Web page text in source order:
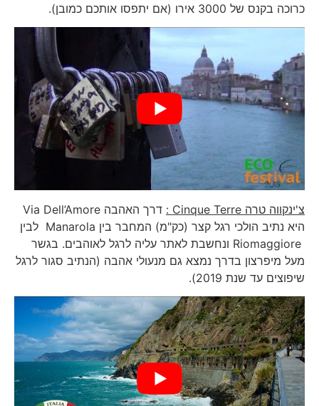
כרוכה בקנס של 3000 אירו (אם יתפסו אותכם כמובן).
צ'ינקווה טרהCinque Terre
:
דרך האהבה Via Dell’Amore
היא נתיב הולכי רגל קצר (כק"מ) המחבר בין Manarola לבין
Riomaggiore ונחשבת לאתר עליה לרגל לאוהבים. בגשר
מעל מיפרצון בדרך נמצא גם מנעולי אהבה (הנתיב סגור לרגל
שיפוצים עד שנת 2019).